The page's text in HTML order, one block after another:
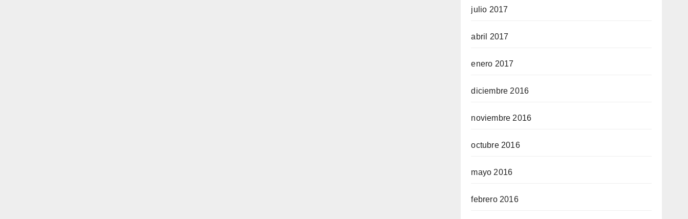
julio 2017
abril 2017
enero 2017
diciembre 2016
noviembre 2016
octubre 2016
mayo 2016
febrero 2016